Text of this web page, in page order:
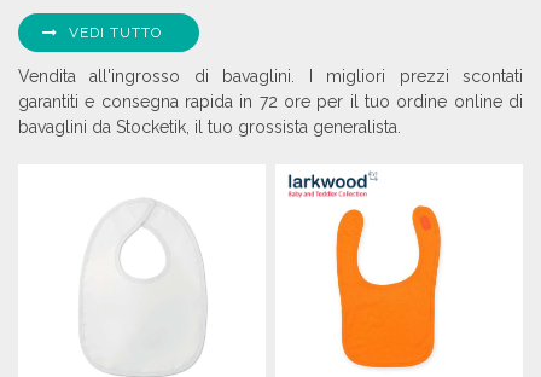
VEDI TUTTO
Vendita all'ingrosso di bavaglini. I migliori prezzi scontati
garantiti e consegna rapida in 72 ore per il tuo ordine online di
bavaglini da Stocketik, il tuo grossista generalista.